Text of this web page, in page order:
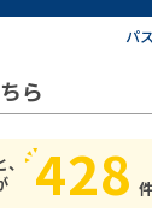
パ
ら
428